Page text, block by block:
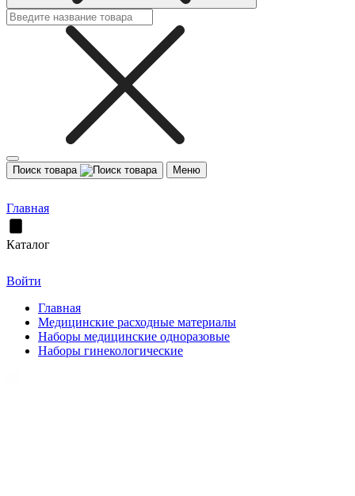
Поиск товара Меню
Главная
Каталог
Войти
Главная
Медицинские расходные материалы
Наборы медицинские одноразовые
Наборы гинекологические